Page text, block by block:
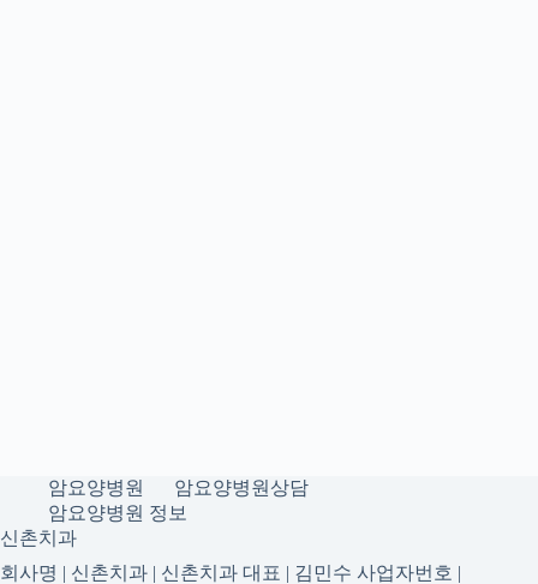
암요양병원
암요양병원상담
암요양병원 정보
신촌치과
회사명 | 신촌치과 | 신촌치과 대표 | 김민수 사업자번호 |